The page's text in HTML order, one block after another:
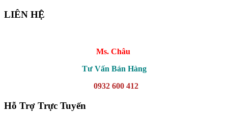
LIÊN HỆ
Ms. Châu
Tư Vấn Bán Hàng
0932 600 412
Hỗ Trợ Trực Tuyến